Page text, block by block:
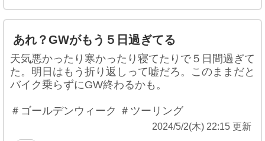
あれ？GWがもう５日過ぎてる
天気悪かったり寒かったり寝てたりで５日間過ぎて
た。明日はもう折り返しって嘘だろ。このままだと
バイク乗らずにGW終わるかも。
＃ゴールデンウィーク ＃ツーリング
2024/5/2(木) 22:15 更新